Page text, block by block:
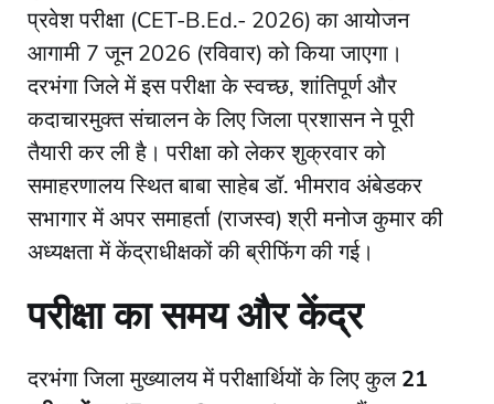
प्रवेश परीक्षा (CET-B.Ed.- 2026) का आयोजन
आगामी 7 जून 2026 (रविवार) को किया जाएगा।
दरभंगा जिले में इस परीक्षा के स्वच्छ, शांतिपूर्ण और
कदाचारमुक्त संचालन के लिए जिला प्रशासन ने पूरी
तैयारी कर ली है। परीक्षा को लेकर शुक्रवार को
समाहरणालय स्थित बाबा साहेब डॉ. भीमराव अंबेडकर
सभागार में अपर समाहर्ता (राजस्व) श्री मनोज कुमार की
अध्यक्षता में केंद्राधीक्षकों की ब्रीफिंग की गई।
​परीक्षा का समय और केंद्र
​दरभंगा जिला मुख्यालय में परीक्षार्थियों के लिए कुल21